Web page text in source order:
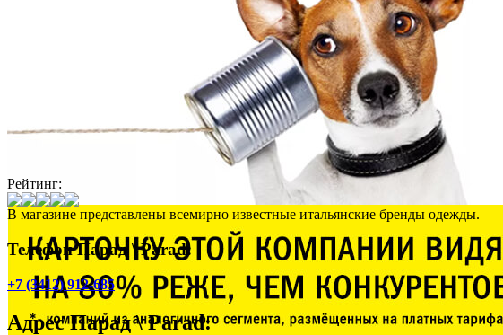
Рейтинг:
В магазине представлены всемирно известные итальянские бренды одежды.
Телефон Парад \ Parad:
+7 (3412) 912-685
АдресПарад \ Parad: